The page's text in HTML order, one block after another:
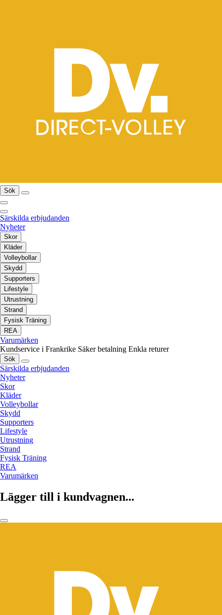
Sök
Särskilda erbjudanden
Nyheter
Skor
Kläder
Volleybollar
Skydd
Supporters
Lifestyle
Utrustning
Strand
Fysisk Träning
REA
Varumärken
Kundservice i Frankrike Säker betalning Enkla returer
Sök
Särskilda erbjudanden
Nyheter
Skor
Kläder
Volleybollar
Skydd
Supporters
Lifestyle
Utrustning
Strand
Fysisk Träning
REA
Varumärken
Lägger till i kundvagnen...